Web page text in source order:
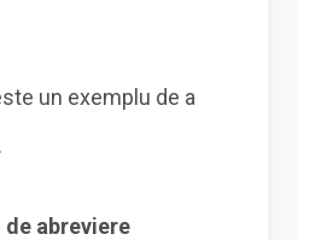
un exemplu de a
.
de abreviere